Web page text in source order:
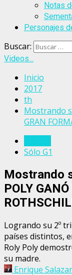
Notas
Personajes
Buscar:
Videos...
Inicio
2017
th
Mostrando
GRAN
Sólo G1
Mostrando
POLY
Logrando su 2º
países distintos,
Roly Poly
su madre.
Enrique Salazar